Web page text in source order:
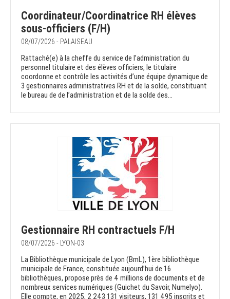
Coordinateur/Coordinatrice RH élèves
sous-officiers (F/H)
08/07/2026 - PALAISEAU
Rattaché(e) à la cheffe du service de l’administration du
personnel titulaire et des élèves officiers, le titulaire
coordonne et contrôle les activités d’une équipe dynamique de
3 gestionnaires administratives RH et de la solde, constituant
le bureau de de l’administration et de la solde des...
Gestionnaire RH contractuels F/H
08/07/2026 - LYON-03
La Bibliothèque municipale de Lyon (BmL), 1ère bibliothèque
municipale de France, constituée aujourd’hui de 16
bibliothèques, propose près de 4 millions de documents et de
nombreux services numériques (Guichet du Savoir, Numelyo).
Elle compte, en 2025, 2 243 131 visiteurs, 131 495 inscrits et